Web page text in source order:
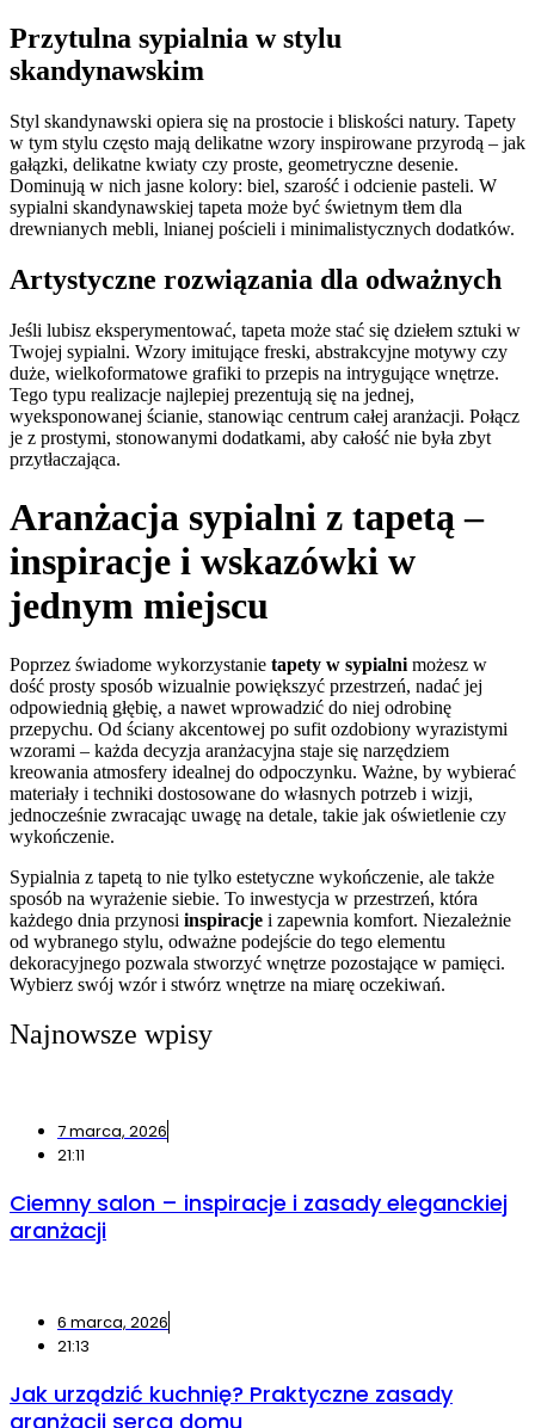
Przytulna sypialnia w stylu
skandynawskim
Styl skandynawski opiera się na prostocie i bliskości natury. Tapety
w tym stylu często mają delikatne wzory inspirowane przyrodą – jak
gałązki, delikatne kwiaty czy proste, geometryczne desenie.
Dominują w nich jasne kolory: biel, szarość i odcienie pasteli. W
sypialni skandynawskiej tapeta może być świetnym tłem dla
drewnianych mebli, lnianej pościeli i minimalistycznych dodatków.
Artystyczne rozwiązania dla odważnych
Jeśli lubisz eksperymentować, tapeta może stać się dziełem sztuki w
Twojej sypialni. Wzory imitujące freski, abstrakcyjne motywy czy
duże, wielkoformatowe grafiki to przepis na intrygujące wnętrze.
Tego typu realizacje najlepiej prezentują się na jednej,
wyeksponowanej ścianie, stanowiąc centrum całej aranżacji. Połącz
je z prostymi, stonowanymi dodatkami, aby całość nie była zbyt
przytłaczająca.
Aranżacja sypialni z tapetą–
inspiracje i wskazówki w
jednym miejscu
Poprzez świadome wykorzystanie tapety w sypialni możesz w
dość prosty sposób wizualnie powiększyć przestrzeń, nadać jej
odpowiednią głębię, a nawet wprowadzić do niej odrobinę
przepychu. Od ściany akcentowej po sufit ozdobiony wyrazistymi
wzorami – każda decyzja aranżacyjna staje się narzędziem
kreowania atmosfery idealnej do odpoczynku. Ważne, by wybierać
materiały i techniki dostosowane do własnych potrzeb i wizji,
jednocześnie zwracając uwagę na detale, takie jak oświetlenie czy
wykończenie.
Sypialnia z tapetą to nie tylko estetyczne wykończenie, ale także
sposób na wyrażenie siebie. To inwestycja w przestrzeń, która
każdego dnia przynosi inspiracje i zapewnia komfort. Niezależnie
od wybranego stylu, odważne podejście do tego elementu
dekoracyjnego pozwala stworzyć wnętrze pozostające w pamięci.
Wybierz swój wzór i stwórz wnętrze na miarę oczekiwań.
Najnowsze wpisy
7 marca, 2026
21:11
Ciemny salon – inspiracje i zasady eleganckiej
aranżacji
6 marca, 2026
21:13
Jak urządzić kuchnię? Praktyczne zasady
aranżacji serca domu